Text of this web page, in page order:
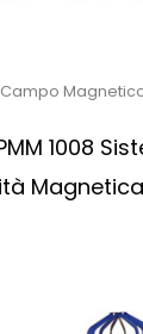
1008
Magnetica